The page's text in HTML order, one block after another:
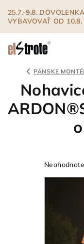
obsah
25.7.-9.8.
VYBAVOVAŤ OD 10.8.
PÁNSKE
Priemerné
hviezdičiek.